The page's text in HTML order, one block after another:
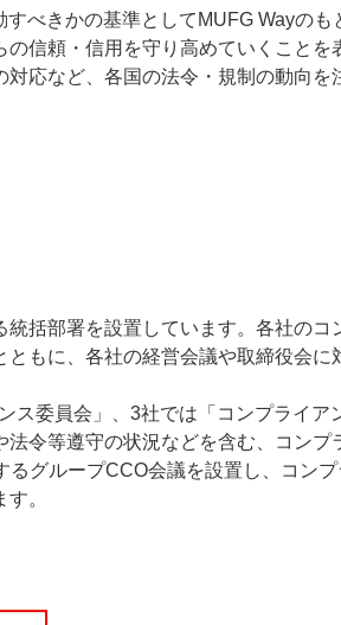
べきかの基準としてMUFG Wayのも
信頼・信用を守り高めていくことを
応など、各国の法令・規制の動向を
括部署を設置しています。各社のコ
もに、各社の経営会議や取締役会に
ス委員会」、3社では「コンプライア
令等遵守の状況などを含む、コンプ
グループCCO会議を設置し、コン
。